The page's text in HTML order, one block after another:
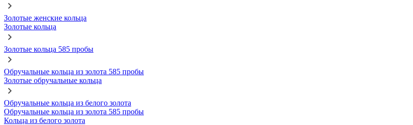
Золотые женские кольца
Золотые кольца
Золотые кольца 585 пробы
Обручальные кольца из золота 585 пробы
Золотые обручальные кольца
Обручальные кольца из белого золота
Обручальные кольца из золота 585 пробы
Кольца из белого золота